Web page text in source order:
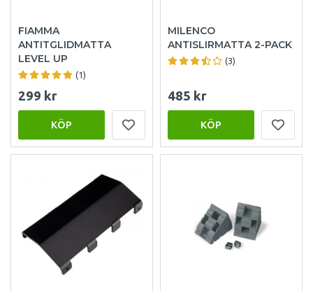
FIAMMA
ANTITGLIDMATTA
LEVEL UP
(1)
299 kr
KÖP
MILENCO
ANTISLIRMATTA 2-PACK
(3)
485 kr
KÖP